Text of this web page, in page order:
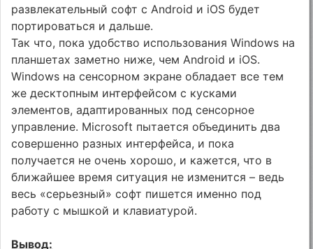
развлекательный софт с Android и iOS будет
портироваться и дальше.
Так что, пока удобство использования Windows на
планшетах заметно ниже, чем Android и iOS.
Windows на сенсорном экране обладает все тем
же десктопным интерфейсом с кусками
элементов, адаптированных под сенсорное
управление. Microsoft пытается объединить два
совершенно разных интерфейса, и пока
получается не очень хорошо, и кажется, что в
ближайшее время ситуация не изменится – ведь
весь «серьезный» софт пишется именно под
работу с мышкой и клавиатурой.
Вывод: